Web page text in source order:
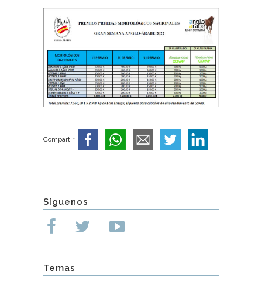
Compartir
Síguenos
Temas